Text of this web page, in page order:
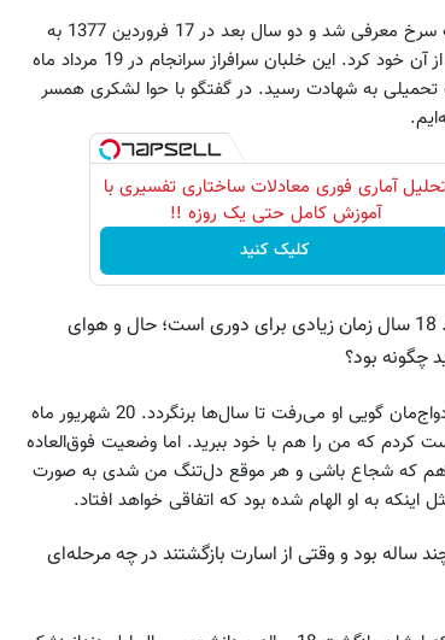
امیر لشکری سرانجام پس از 16 سال اسارت به نیروهای صلیب سرخ معرفی شد و دو سال بعد در 17 فروردین 1377 به
خاک مقدس وطن بازگشت و عنوان پرسابقه‌ترین آزاده ایرانی را از آن خود کرد. این خلبان سرافراز سرانجام در 19 مرداد ماه
تحمیلی به شهادت رسید. در گفتگو با حوا لشکری همسر
آماری فوری معادلات ساختاری تفسیری با
آموزش کامل حتی یک روزه !!
کلیک کنید
خانم لشکری؛ با تشکر از وقتی که در اختیار قرار دادید. 18 سال زمان زیادی برای دوری است؛ حال و هوای
17 ساله بودم که با حسین آقا ازدواج کردم. یک سال بعد از ازدواج‌مان گویی او می‌رفت تا سال‌ها برنگردد. 20 شهریور ماه
کردم که من را هم با خود ببرید. اما وضعیت فوق‌العاده
که شجاع باشی و هر موقع دل‌تنگ من شدی به صورت
به او الهام شده بود که اتفاقی خواهد افتاد.
ساله بود و وقتی از اسارت بازگشتند در چه مرحله‌ای
تهران سر بزنید
بازی کن ، گردونه بچرخون ، 1000 دلار جایزه
ببر 💲🤑💲
بچرخونش